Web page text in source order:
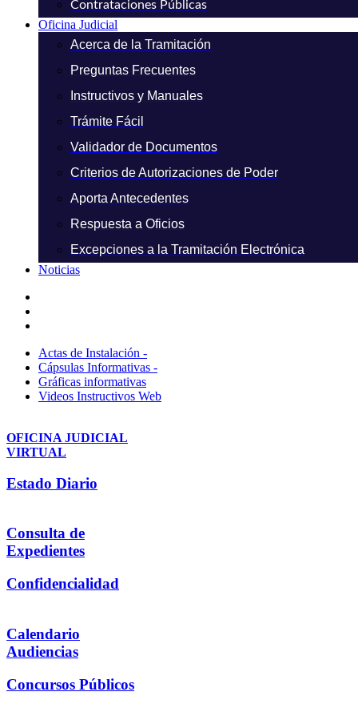
Contrataciones Públicas
Oficina Judicial
Acerca de la Tramitación
Preguntas Frecuentes
Instructivos y Manuales
Trámite Fácil
Validador de Documentos
Criterios de Autorizaciones de Poder
Aporta Antecedentes
Respuesta a Oficios
Excepciones a la Tramitación Electrónica
Noticias
Actas de Instalación -
Cápsulas Informativas -
Gráficas informativas
Videos Instructivos Web
OFICINA JUDICIAL
VIRTUAL
Estado Diario
Consulta de
Expedientes
Confidencialidad
Calendario
Audiencias
Concursos Públicos